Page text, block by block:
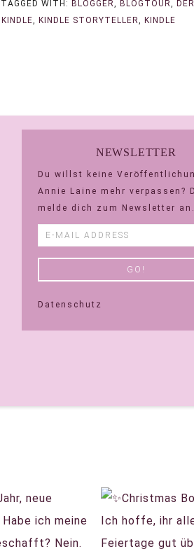
TAGGED WITH:BLOGGER,BLOGTOUR,DER
KINDLE, KINDLE STORYTELLER, KINDLE
NEWSLETTER
Du willst keine
Annie Laine mehr verpassen?
melde dich zum Newsletter an.
Datenschutz